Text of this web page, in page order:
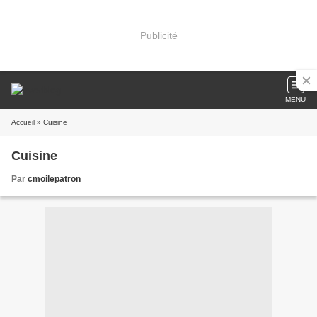
Publicité
MENU
Accueil » Cuisine
Cuisine
Par cmoilepatron